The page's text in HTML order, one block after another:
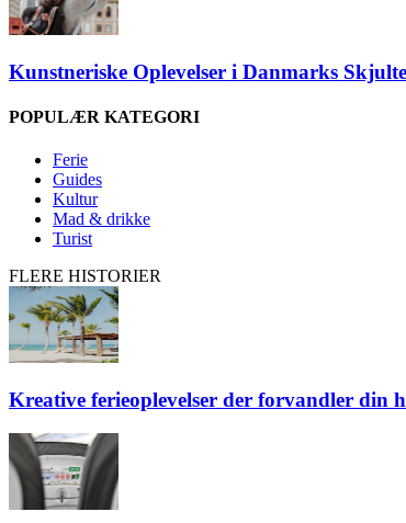
Kunstneriske Oplevelser i Danmarks
POPULÆR KATEGORI
Ferie
Guides
Kultur
Mad & drikke
Turist
FLERE HISTORIER
Kreative ferieoplevelser der forvandler din